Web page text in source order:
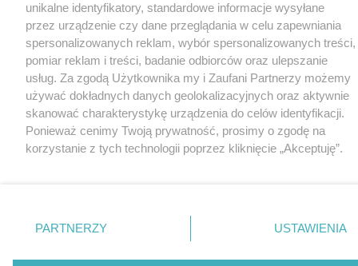
unikalne identyfikatory, standardowe informacje wysyłane
przez urządzenie czy dane przeglądania w celu zapewniania
spersonalizowanych reklam, wybór spersonalizowanych treści,
pomiar reklam i treści, badanie odbiorców oraz ulepszanie
usług. Za zgodą Użytkownika my i Zaufani Partnerzy możemy
używać dokładnych danych geolokalizacyjnych oraz aktywnie
skanować charakterystykę urządzenia do celów identyfikacji.
Ponieważ cenimy Twoją prywatność, prosimy o zgodę na
korzystanie z tych technologii poprzez kliknięcie „Akceptuję”.
nie wymagają zgody użytkownika, ale masz prawo sprzeciwić
się takiemu przetwarzaniu. Preferencje będą miały
PARTNERZY USTAWIENIA